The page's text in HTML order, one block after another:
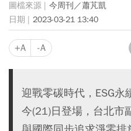
今周刊／蕭芃凱
2023-03-21 13:40
+A -A
迎戰零碳時代，ESG
今(21)日登場，台北市